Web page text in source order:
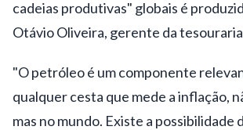
cadeias produtivas" globais é
Otávio Oliveira, gerente da
"O petróleo é um componente
qualquer cesta que mede a inflação,
mas no mundo. Existe a possibilidade